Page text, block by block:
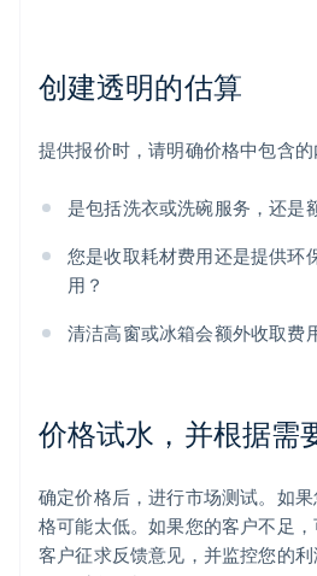
创建透明的估算
提供报价时，请明确价格中包含的
是包括洗衣或洗碗服务，还是
您是收取耗材费用还是提供环
用？
清洁高窗或冰箱会额外收取费
价格试水，并根据需
确定价格后，进行市场测试。如
格可能太低。如果您的客户不足
客户征求反馈意见，并监控您的